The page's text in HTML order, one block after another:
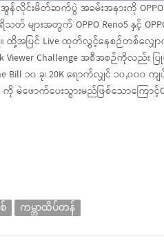
အွန်လိုင်းမိတ်ဆက်ပွဲ အခမ်းအနားကို
ရိသတ် များအတွက် OPPO Reno5 နှင့်
ထို့အပြင် Live ထုတ်လွှင့်နေစဉ်တစ်လျှေ
Viewer Challenge အစီအစဉ်ကိုလည်း
Bill ၁၀ ခု၊ 20K ရောက်လျှင် ၁၀,၀၀၀
မဲဖောက်ပေးသွားမည်ဖြစ်သောကြော
ကမ္ဘာထိပ်တန်